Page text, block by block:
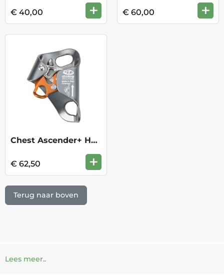
€ 40,00 + € 60,00 +
Chest Ascender+ Hard Coating
€ 62,50 +
Terug naar boven
Lees meer..